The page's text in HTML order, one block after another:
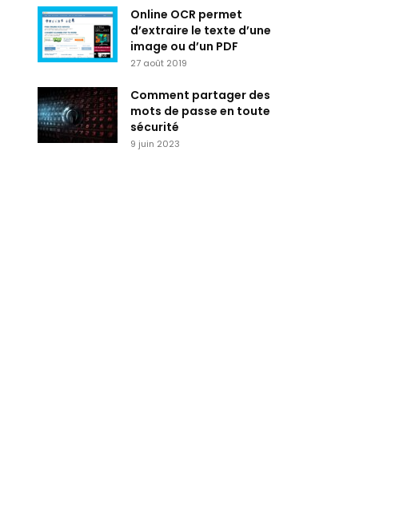
Online OCR permet
d’extraire le texte d’une
image ou d’un PDF
27 août 2019
Comment partager des
mots de passe en toute
sécurité
9 juin 2023